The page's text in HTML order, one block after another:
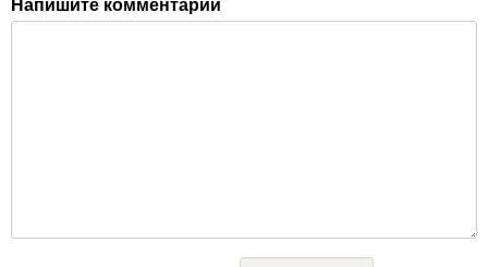
Напишите комментарий